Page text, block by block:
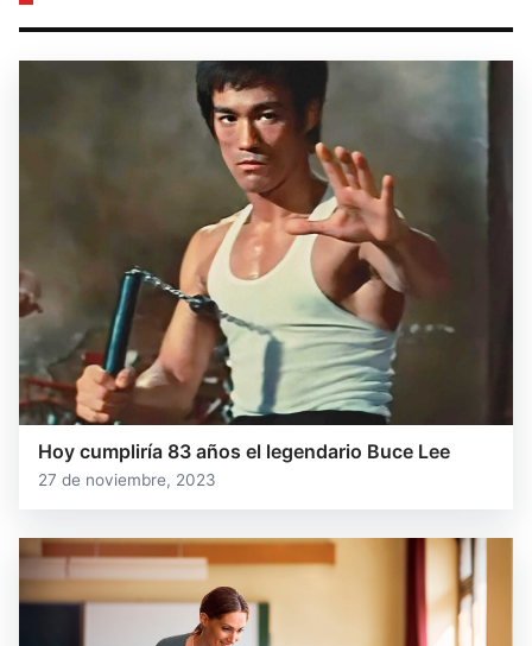
Hoy cumpliría 83 años el legendario Buce Lee
27 de noviembre, 2023